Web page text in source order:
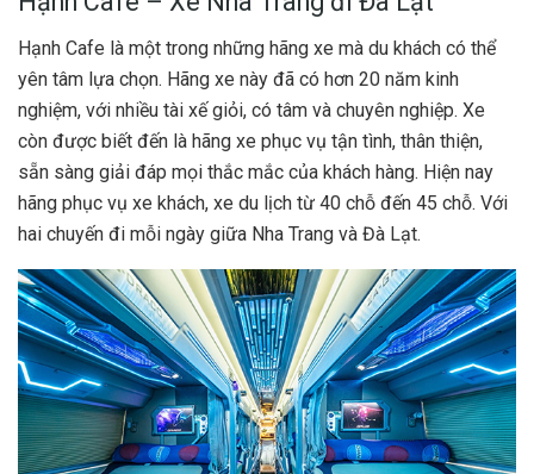
Hạnh Cafe là một trong những hãng xe mà du khách có thể
yên tâm lựa chọn. Hãng xe này đã có hơn 20 năm kinh
nghiệm, với nhiều tài xế giỏi, có tâm và chuyên nghiệp. Xe
còn được biết đến là hãng xe phục vụ tận tình, thân thiện,
sẵn sàng giải đáp mọi thắc mắc của khách hàng. Hiện nay
hãng phục vụ xe khách, xe du lịch từ 40 chỗ đến 45 chỗ. Với
hai chuyến đi mỗi ngày giữa Nha Trang và Đà Lạt.